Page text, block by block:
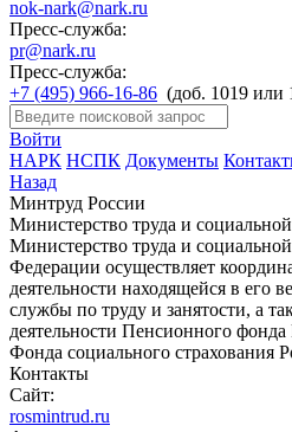
nok-nark@nark.ru
Пресс-служба:
pr@nark.ru
Пресс-служба:
+7 (495) 966-16-86 (доб. 1019 или
Войти
НАРК НСПК Документы
Назад
Минтруд России
Министерство труда и
Министерство труда и
Федерации осуществляет
деятельности находящейся в его
службы по труду и занятости, а
деятельности Пенсионного
Фонда социального страхования
Контакты
Сайт:
rosmintrud.ru